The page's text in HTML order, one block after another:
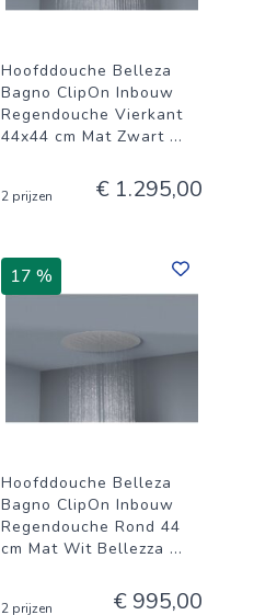
Hoofddouche Belleza
Bagno ClipOn Inbouw
Regendouche Vierkant
44x44 cm Mat Zwart ...
2 prijzen € 1.295,00
17 %
Hoofddouche Belleza
Bagno ClipOn Inbouw
Regendouche Rond 44
cm Mat Wit Bellezza ...
2 prijzen € 995,00